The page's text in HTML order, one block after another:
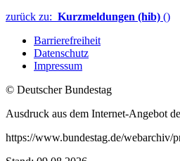
zurück zu: Kurzmeldungen (hib) ()
Barrierefreiheit
Datenschutz
Impressum
© Deutscher Bundestag
Ausdruck aus dem Internet-Angebot
https://www.bundestag.de/webarchiv/